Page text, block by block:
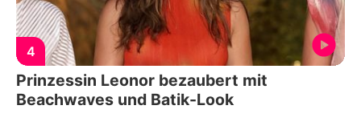
4
Prinzessin Leonor bezaubert mit
Beachwaves und Batik-Look